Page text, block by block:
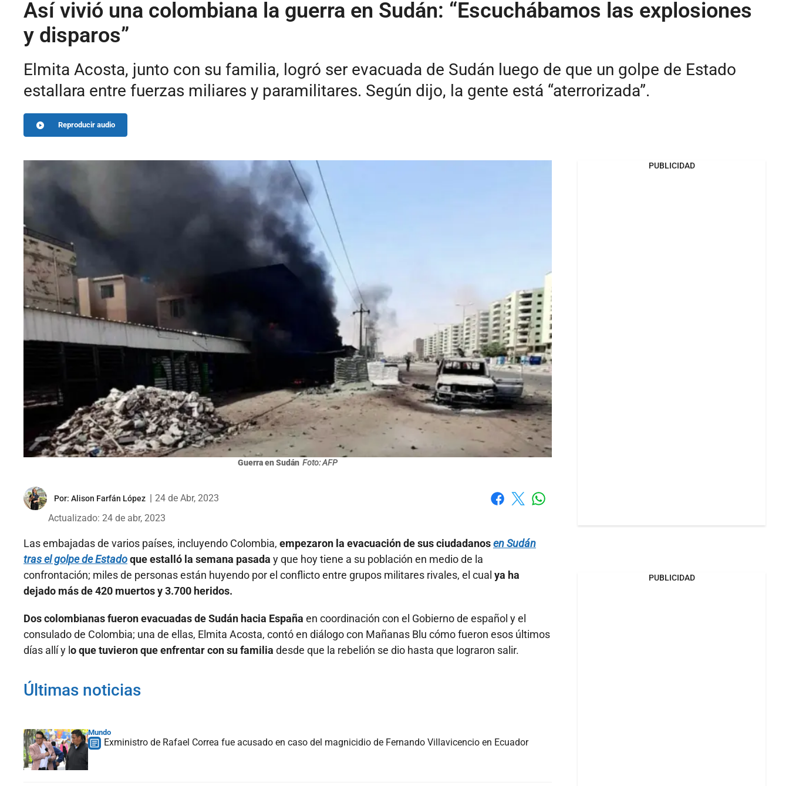
Así vivió una colombiana la guerra en Sudán: “Escuchábamos las explosiones
y disparos”
Elmita Acosta, junto con su familia, logró ser evacuada de Sudán luego de que un golpe de Estado
estallara entre fuerzas miliares y paramilitares. Según dijo, la gente está “aterrorizada”.
Reproducir audio
Guerra en Sudán Foto: AFP
Por: Alison Farfán López
24 de Abr, 2023
Actualizado: 24 de abr, 2023
Las embajadas de varios países, incluyendo Colombia, empezaron la evacuación de sus ciudadanosen Sudán
tras el golpe de Estadoque estalló la semana pasada y que hoy tiene a su población en medio de la
confrontación; miles de personas están huyendo por el conflicto entre grupos militares rivales, el cual ya ha
dejado más de 420 muertos y 3.700 heridos.
Dos colombianas fueron evacuadas de Sudán hacia España en coordinación con el Gobierno de español y el
consulado de Colombia; una de ellas, Elmita Acosta, contó en diálogo con Mañanas Blu cómo fueron esos últimos
días allí y l o que tuvieron que enfrentar con su familia desde que la rebelión se dio hasta que lograron salir.
Últimas noticias
Mundo
Exministro de Rafael Correa fue acusado en caso del magnicidio de Fernando Villavicencio en Ecuador
PUBLICIDAD
PUBLICIDAD